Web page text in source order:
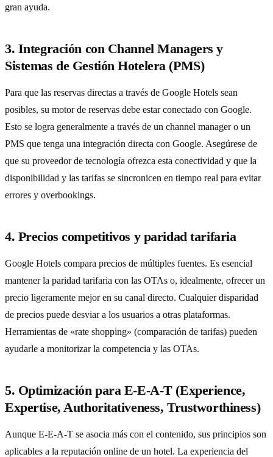
gran ayuda.
3. Integración con Channel Managers y
Sistemas de Gestión Hotelera (PMS)
Para que las reservas directas a través de Google Hotels sean
posibles, su motor de reservas debe estar conectado con Google.
Esto se logra generalmente a través de un channel manager o un
PMS que tenga una integración directa con Google. Asegúrese de
que su proveedor de tecnología ofrezca esta conectividad y que la
disponibilidad y las tarifas se sincronicen en tiempo real para evitar
errores y overbookings.
4. Precios competitivos y paridad tarifaria
Google Hotels compara precios de múltiples fuentes. Es esencial
mantener la paridad tarifaria con las OTAs o, idealmente, ofrecer un
precio ligeramente mejor en su canal directo. Cualquier disparidad
de precios puede desviar a los usuarios a otras plataformas.
Herramientas de «rate shopping» (comparación de tarifas) pueden
ayudarle a monitorizar la competencia y las OTAs.
5. Optimización para E-E-A-T (Experience,
Expertise, Authoritativeness, Trustworthiness)
Aunque E-E-A-T se asocia más con el contenido, sus principios son
aplicables a la reputación online de un hotel. La experiencia del